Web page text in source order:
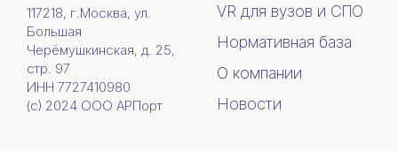
117218, г.Москва, ул.
Большая
Черёмушкинская, д. 25,
стр. 97
ИНН 7727410980
(c) 2024 ООО АРПорт
VR для вузов и СПО
Нормативная база
О компании
Новости